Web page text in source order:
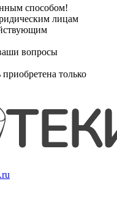
способом!
лицам
вопросы
только